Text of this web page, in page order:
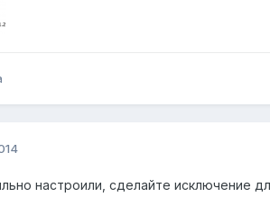
настроили, сделайте исключение